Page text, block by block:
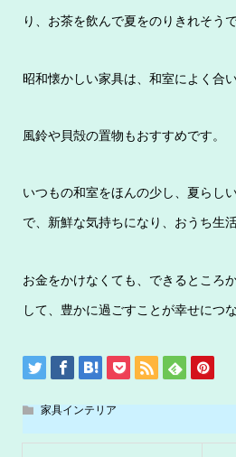
り、お茶を飲んで夏をのりきれそうで
昭和懐かしい家具は、和室によく合い
風鈴や貝殻の置物もおすすめです。
いつもの和室をほんの少し、夏らし
で、新鮮な気持ちになり、おうち生
お金をかけなくても、できるところ
して、豊かに過ごすことが幸せにつ
家具インテリア